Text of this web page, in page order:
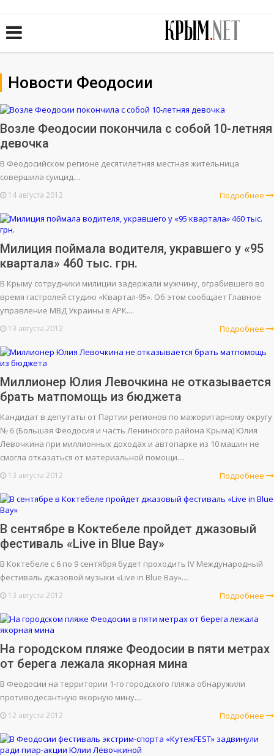
Новости Феодосии
Возле Феодосии покончила с собой 10-летняя
девочка
В Феодосийском регионе десятилетняя местная жительница
совершила суицид....
Подробнее
14 августа 2012
Милиция поймала водителя, укравшего у «95
квартала» 460 тыс. грн.
В Крыму сотрудники милиции задержали мужчину, ограбившего во
время гастролей студию «Квартал-95». Об этом сообщает Главное
управление МВД Украины в АРК....
Подробнее
13 августа 2012
Миллионер Юлия Левочкина не отказывается
брать матпомощь из бюджета
Кандидат в депутаты от Партии регионов по мажоритарному округу
№ 6 (Большая Феодосия и часть Ленинского района Крыма) Юлия
Левочкина при миллионных доходах и автопарке из 10 машин не
смогла отказаться от материальной помощи....
Подробнее
13 августа 2012
В сентябре в Коктебеле пройдет джазовый
фестиваль «Live in Blue Bay»
В Коктебеле с 6 по 9 сентября будет проходить IV Международный
фестиваль джазовой музыки «Live in Blue Bay»....
Подробнее
13 августа 2012
На городском пляже Феодосии в пяти метрах
от берега лежала якорная мина
В Феодосии на территории 1-го городского пляжа обнаружили
противодесантную якорную мину....
Подробнее
12 августа 2012